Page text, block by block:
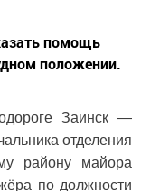
помощь
положении.
Заинск —
отделения
району майора
по должности